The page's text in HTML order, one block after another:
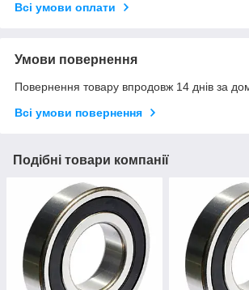
Всі умови оплати
Умови повернення
Повернення товару впродовж 14 днів за
Всі умови повернення
Подібні товари компанії